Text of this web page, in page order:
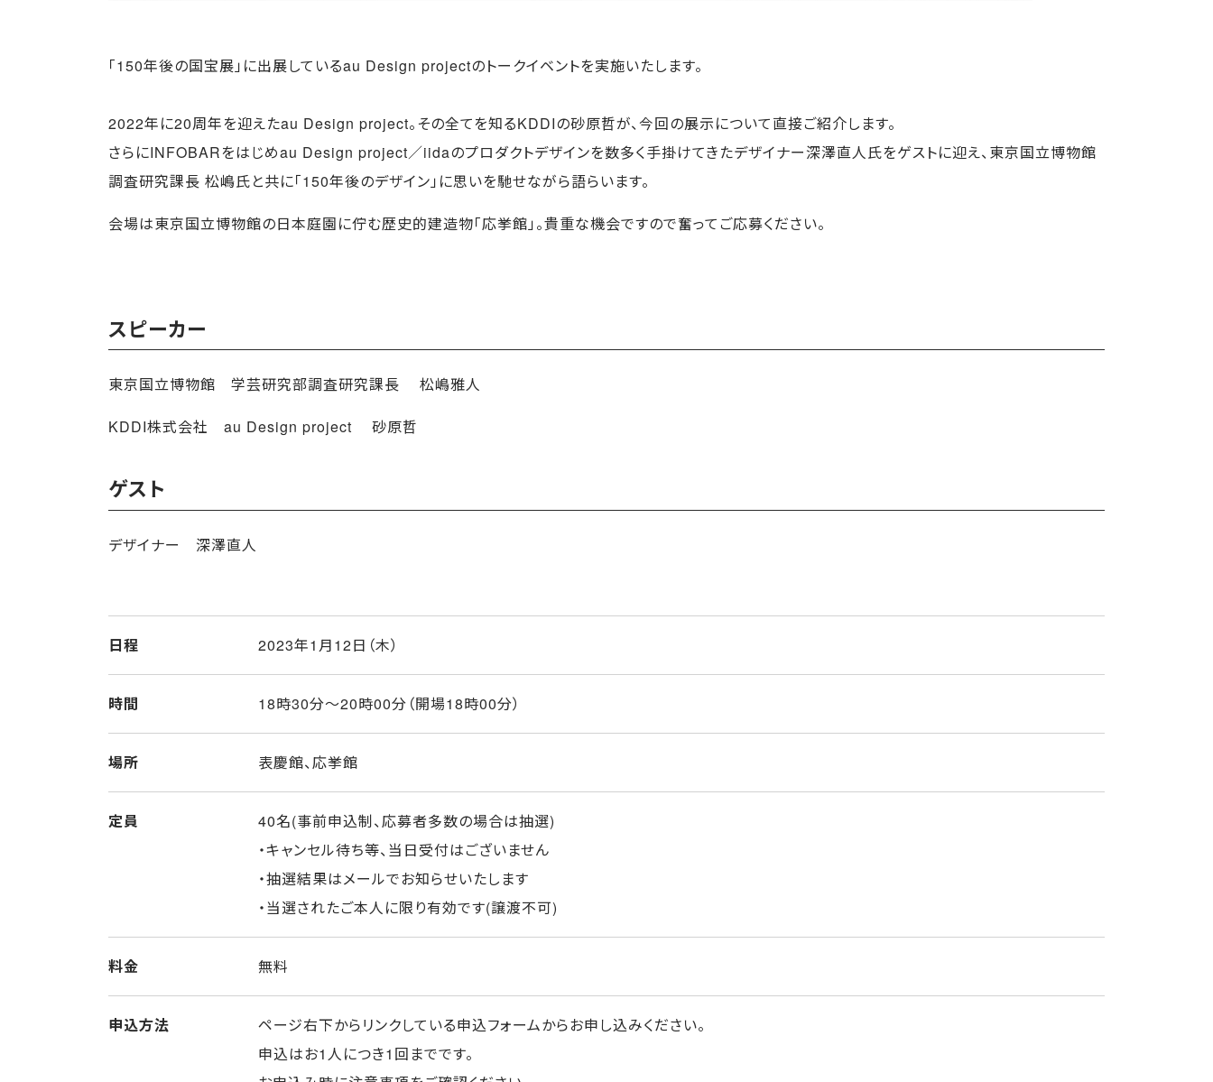
「150年後の国宝展」に出展しているau Design projectのトークイベントを実施いたします。
2022年に20周年を迎えたau Design project。その全てを知るKDDIの砂原哲が、今回の展示について直接ご紹介します。
さらにINFOBARをはじめau Design project／iidaのプロダクトデザインを数多く手掛けてきたデザイナー深澤直人氏をゲストに迎え、東京国立博物館
調査研究課長 松嶋氏と共に「150年後のデザイン」に思いを馳せながら語らいます。
会場は東京国立博物館の日本庭園に佇む歴史的建造物「応挙館」。貴重な機会ですので奮ってご応募ください。
スピーカー
東京国立博物館 学芸研究部調査研究課長 松嶋雅人
KDDI株式会社 au Design project 砂原哲
ゲスト
デザイナー 深澤直人
日程 2023年1月12日（木）
時間 18時30分～20時00分（開場18時00分）
場所 表慶館、応挙館
定員
40名(事前申込制、応募者多数の場合は抽選)
・キャンセル待ち等、当日受付はございません
・抽選結果はメールでお知らせいたします
・当選されたご本人に限り有効です(譲渡不可)
料金 無料
申込方法
ページ右下からリンクしている申込フォームからお申し込みください。
申込はお1人につき1回までです。